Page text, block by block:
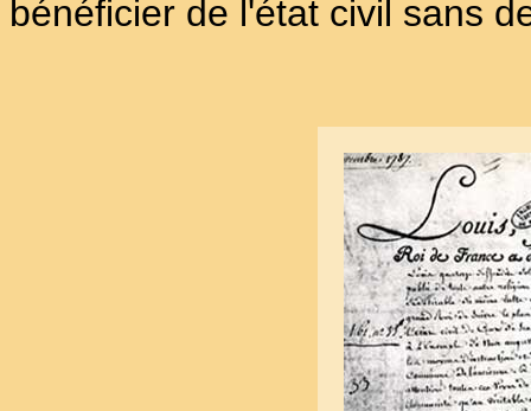
bénéficier de l'état civil sans